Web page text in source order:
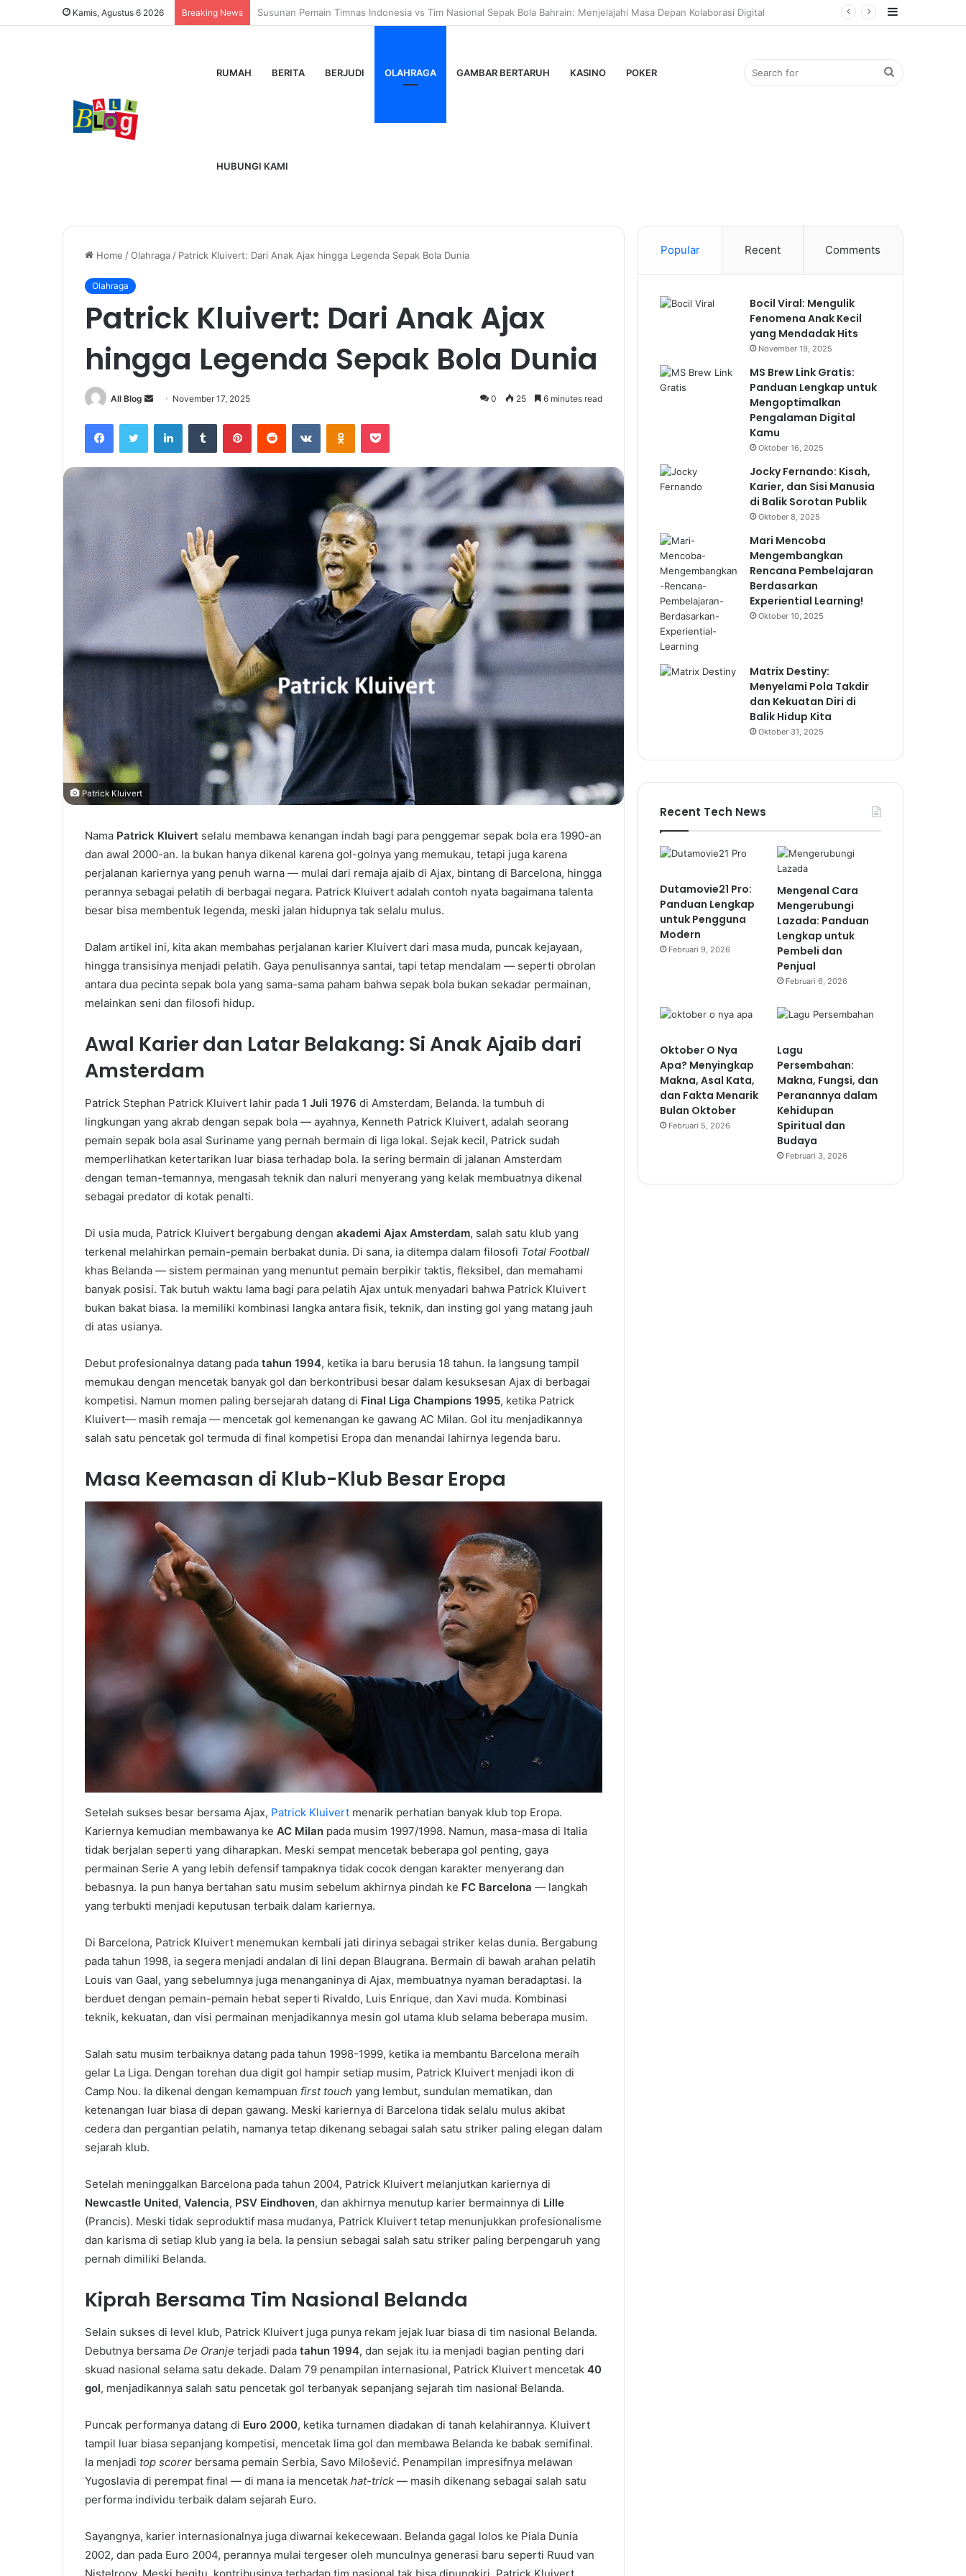
Kamis, Agustus 6 2026 Breaking News Dutamovie21 Pro: Panduan Lengkap untuk Pengguna Modern Sidebar
RUMAH BERITA BERJUDI OLAHRAGA GAMBAR BERTARUH KASINO POKER
HUBUNGI KAMI
Search
Home /Olahraga / Patrick Kluivert: Dari Anak Ajax hingga Legenda Sepak Bola Dunia
Olahraga
Patrick Kluivert: Dari Anak Ajax
hingga Legenda Sepak Bola Dunia
All Blog
Send
email
November 17, 2025 0 25 6 minutes read
FacebookTwitter LinkedInTumblr PinterestReddit VKontakteOdnoklassniki
Pocket
Patrick Kluivert
Nama Patrick Kluivert selalu membawa kenangan indah bagi para penggemar sepak bola era 1990-an
dan awal 2000-an. Ia bukan hanya dikenal karena gol-golnya yang memukau, tetapi juga karena
perjalanan kariernya yang penuh warna — mulai dari remaja ajaib di Ajax, bintang di Barcelona, hingga
perannya sebagai pelatih di berbagai negara. Patrick Kluivert adalah contoh nyata bagaimana talenta
besar bisa membentuk legenda, meski jalan hidupnya tak selalu mulus.
Dalam artikel ini, kita akan membahas perjalanan karier Kluivert dari masa muda, puncak kejayaan,
hingga transisinya menjadi pelatih. Gaya penulisannya santai, tapi tetap mendalam — seperti obrolan
antara dua pecinta sepak bola yang sama-sama paham bahwa sepak bola bukan sekadar permainan,
melainkan seni dan filosofi hidup.
Awal Karier dan Latar Belakang: Si Anak Ajaib dari
Amsterdam
Patrick Stephan Patrick Kluivert lahir pada 1 Juli 1976 di Amsterdam, Belanda. Ia tumbuh di
lingkungan yang akrab dengan sepak bola — ayahnya, Kenneth Patrick Kluivert, adalah seorang
pemain sepak bola asal Suriname yang pernah bermain di liga lokal. Sejak kecil, Patrick sudah
memperlihatkan ketertarikan luar biasa terhadap bola. Ia sering bermain di jalanan Amsterdam
dengan teman-temannya, mengasah teknik dan naluri menyerang yang kelak membuatnya dikenal
sebagai predator di kotak penalti.
Di usia muda, Patrick Kluivert bergabung dengan akademi Ajax Amsterdam, salah satu klub yang
terkenal melahirkan pemain-pemain berbakat dunia. Di sana, ia ditempa dalam filosofi Total Football
khas Belanda — sistem permainan yang menuntut pemain berpikir taktis, fleksibel, dan memahami
banyak posisi. Tak butuh waktu lama bagi para pelatih Ajax untuk menyadari bahwa Patrick Kluivert
bukan bakat biasa. Ia memiliki kombinasi langka antara fisik, teknik, dan insting gol yang matang jauh
di atas usianya.
Debut profesionalnya datang pada tahun 1994, ketika ia baru berusia 18 tahun. Ia langsung tampil
memukau dengan mencetak banyak gol dan berkontribusi besar dalam kesuksesan Ajax di berbagai
kompetisi. Namun momen paling bersejarah datang di Final Liga Champions 1995, ketika Patrick
Kluivert— masih remaja — mencetak gol kemenangan ke gawang AC Milan. Gol itu menjadikannya
salah satu pencetak gol termuda di final kompetisi Eropa dan menandai lahirnya legenda baru.
Masa Keemasan di Klub-Klub Besar Eropa
Setelah sukses besar bersama Ajax, Patrick Kluivert menarik perhatian banyak klub top Eropa.
Kariernya kemudian membawanya ke AC Milan pada musim 1997/1998. Namun, masa-masa di Italia
tidak berjalan seperti yang diharapkan. Meski sempat mencetak beberapa gol penting, gaya
permainan Serie A yang lebih defensif tampaknya tidak cocok dengan karakter menyerang dan
bebasnya. Ia pun hanya bertahan satu musim sebelum akhirnya pindah ke FC Barcelona — langkah
yang terbukti menjadi keputusan terbaik dalam kariernya.
Di Barcelona, Patrick Kluivert menemukan kembali jati dirinya sebagai striker kelas dunia. Bergabung
pada tahun 1998, ia segera menjadi andalan di lini depan Blaugrana. Bermain di bawah arahan pelatih
Louis van Gaal, yang sebelumnya juga menanganinya di Ajax, membuatnya nyaman beradaptasi. Ia
berduet dengan pemain-pemain hebat seperti Rivaldo, Luis Enrique, dan Xavi muda. Kombinasi
teknik, kekuatan, dan visi permainan menjadikannya mesin gol utama klub selama beberapa musim.
Salah satu musim terbaiknya datang pada tahun 1998-1999, ketika ia membantu Barcelona meraih
gelar La Liga. Dengan torehan dua digit gol hampir setiap musim, Patrick Kluivert menjadi ikon di
Camp Nou. Ia dikenal dengan kemampuan first touch yang lembut, sundulan mematikan, dan
ketenangan luar biasa di depan gawang. Meski kariernya di Barcelona tidak selalu mulus akibat
cedera dan pergantian pelatih, namanya tetap dikenang sebagai salah satu striker paling elegan dalam
sejarah klub.
Setelah meninggalkan Barcelona pada tahun 2004, Patrick Kluivert melanjutkan kariernya di
Newcastle United, Valencia, PSV Eindhoven, dan akhirnya menutup karier bermainnya di Lille
(Prancis). Meski tidak seproduktif masa mudanya, Patrick Kluivert tetap menunjukkan profesionalisme
dan karisma di setiap klub yang ia bela. Ia pensiun sebagai salah satu striker paling berpengaruh yang
pernah dimiliki Belanda.
Kiprah Bersama Tim Nasional Belanda
Selain sukses di level klub, Patrick Kluivert juga punya rekam jejak luar biasa di tim nasional Belanda.
Debutnya bersama De Oranje terjadi pada tahun 1994, dan sejak itu ia menjadi bagian penting dari
skuad nasional selama satu dekade. Dalam 79 penampilan internasional, Patrick Kluivert mencetak 40
gol, menjadikannya salah satu pencetak gol terbanyak sepanjang sejarah tim nasional Belanda.
Puncak performanya datang di Euro 2000, ketika turnamen diadakan di tanah kelahirannya. Kluivert
tampil luar biasa sepanjang kompetisi, mencetak lima gol dan membawa Belanda ke babak semifinal.
Ia menjadi top scorer bersama pemain Serbia, Savo Milošević. Penampilan impresifnya melawan
Yugoslavia di perempat final — di mana ia mencetak hat-trick — masih dikenang sebagai salah satu
performa individu terbaik dalam sejarah Euro.
Sayangnya, karier internasionalnya juga diwarnai kekecewaan. Belanda gagal lolos ke Piala Dunia
2002, dan pada Euro 2004, perannya mulai tergeser oleh munculnya generasi baru seperti Ruud van
Nistelrooy. Meski begitu, kontribusinya terhadap tim nasional tak bisa dipungkiri. Patrick Kluivert
Popular Recent Comments
Bocil Viral: Mengulik
Fenomena Anak Kecil
yang Mendadak Hits
November 19, 2025
MS Brew Link Gratis:
Panduan Lengkap untuk
Mengoptimalkan
Pengalaman Digital
Kamu
Oktober 16, 2025
Jocky Fernando: Kisah,
Karier, dan Sisi Manusia
di Balik Sorotan Publik
Oktober 8, 2025
Mari Mencoba
Mengembangkan
Rencana Pembelajaran
Berdasarkan
Experiential Learning!
Oktober 10, 2025
Matrix Destiny:
Menyelami Pola Takdir
dan Kekuatan Diri di
Balik Hidup Kita
Oktober 31, 2025
Recent Tech News
Dutamovie21 Pro:
Panduan Lengkap
untuk Pengguna
Modern
Februari 9, 2026
Mengenal Cara
Mengerubungi
Lazada: Panduan
Lengkap untuk
Pembeli dan
Penjual
Februari 6, 2026
Oktober O Nya
Apa? Menyingkap
Makna, Asal Kata,
dan Fakta Menarik
Bulan Oktober
Februari 5, 2026
Lagu
Persembahan:
Makna, Fungsi, dan
Peranannya dalam
Kehidupan
Spiritual dan
Budaya
Februari 3, 2026